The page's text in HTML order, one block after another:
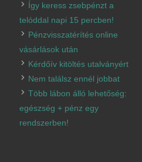
Így keress zsebpénzt a
telóddal napi 15 percben!
Pénzvisszatérítés online
vásárlások után
Kérdőív kitöltés utalványért
Nem találsz ennél jobbat
Több lábon álló lehetőség:
egészség + pénz egy
rendszerben!